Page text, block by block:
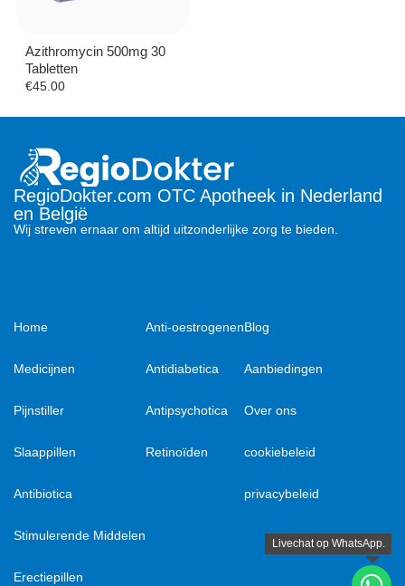
Azithromycin 500mg 30
Tabletten
€45.00
RegioDokter.com OTC Apotheek in Nederland
en België
Wij streven ernaar om altijd uitzonderlijke zorg te bieden.
Home
Medicijnen
Pijnstiller
Slaappillen
Antibiotica
Stimulerende Middelen
Erectiepillen
Anti-oestrogenen
Antidiabetica
Antipsychotica
Retinoïden
Blog
Aanbiedingen
Over ons
cookiebeleid
privacybeleid